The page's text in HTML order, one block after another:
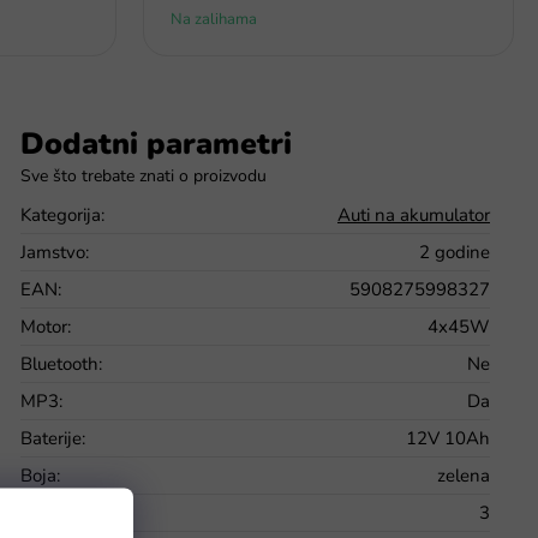
Na zalihama
Dodatni parametri
Kategorija:
Auti na akumulator
Jamstvo:
2 godine
EAN:
5908275998327
Motor:
4x45W
Bluetooth:
Ne
MP3:
Da
Baterije:
12V 10Ah
Boja:
zelena
3